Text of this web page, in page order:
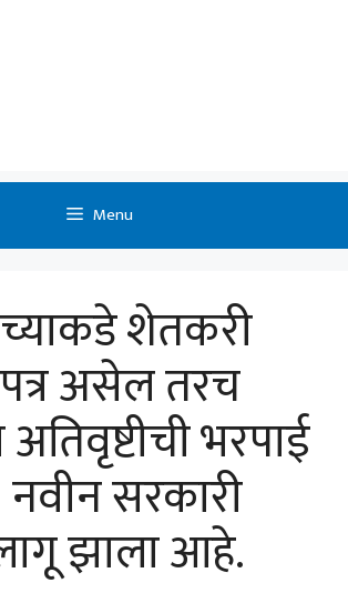
Menu
शेतकरी
असेल तरच
भरपाई
सरकारी
झाला आहे.